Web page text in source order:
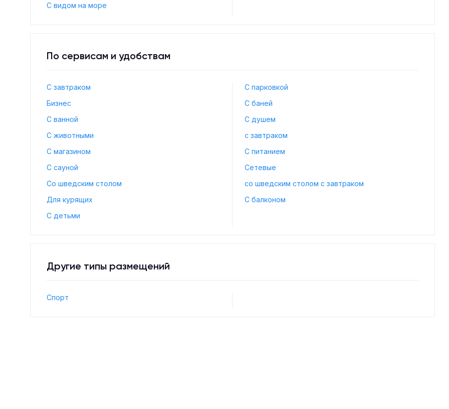
С видом на море
По сервисам и удобствам
С завтраком
С парковкой
Бизнес
С баней
С ванной
С душем
С животными
с завтраком
С магазином
С питанием
С сауной
Сетевые
Со шведским столом
со шведским столом с завтраком
Для курящих
С балконом
С детьми
Другие типы размещений
Спорт